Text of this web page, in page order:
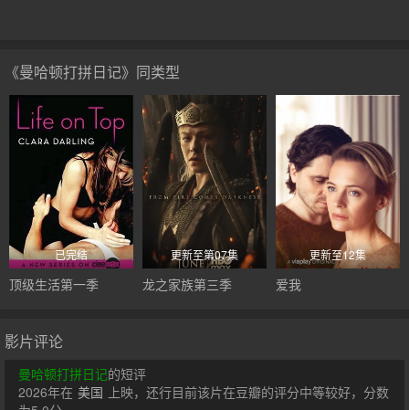
《曼哈顿打拼日记》同类型
已完结
顶级生活第一季
更新至第07集
龙之家族第三季
更新至12集
爱我
影片评论
曼哈顿打拼日记的短评
2026年在 美国 上映，还行目前该片在豆瓣的评分中等较好，分数